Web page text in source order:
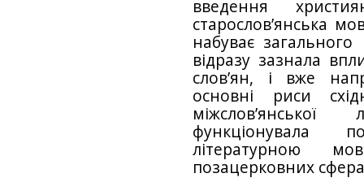
введення
старослов’янська
набуває
відразу зазнала
слов’ян, і вже
основні риси
функціонувала
літературною
позацерковних